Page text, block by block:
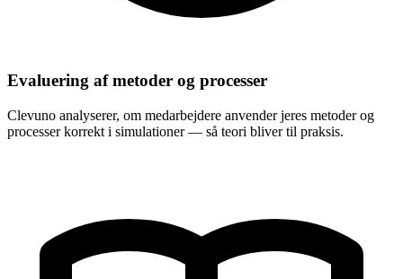
Evaluering af metoder og processer
Clevuno analyserer, om medarbejdere anvender jeres metoder og
processer korrekt i simulationer — så teori bliver til praksis.